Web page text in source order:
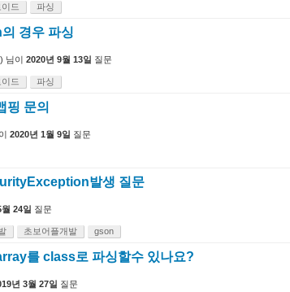
드 파싱
경우 파싱
님이 2020년 9월 13일 질문
드 파싱
문의
2020년 1월 9일 질문
발생 질문
24일 질문
초보어플개발 gson
를 class로 파싱할수 있나요?
년 3월 27일 질문